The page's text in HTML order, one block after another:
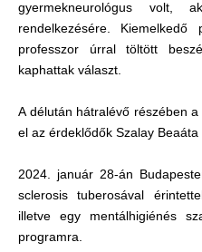
gyermekneurológus
rendelkezésére.
professzor úrral töltött
kaphattak választ.
A délután hátralévő részében
el az érdeklődők Szalay
2024. január 28-án
sclerosis tuberosával
illetve egy mentálhigiénés
programra.